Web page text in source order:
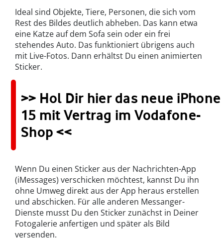
Ideal sind Objekte, Tiere, Personen, die sich vom
Rest des Bildes deutlich abheben. Das kann etwa
eine Katze auf dem Sofa sein oder ein frei
stehendes Auto. Das funktioniert übrigens auch
mit Live-Fotos. Dann erhältst Du einen animierten
Sticker.
>> Hol Dir hier das neue iPhone
15 mit Vertrag im Vodafone-
Shop <<
Wenn Du einen Sticker aus der Nachrichten-App
(iMessages) verschicken möchtest, kannst Du ihn
ohne Umweg direkt aus der App heraus erstellen
und abschicken. Für alle anderen Messanger-
Dienste musst Du den Sticker zunächst in Deiner
Fotogalerie anfertigen und später als Bild
versenden.